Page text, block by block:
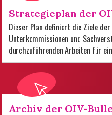
Strategieplan der
Dieser Plan definiert die Ziele der
Unterkommissionen und
durchzuführenden Arbeiten für
Archiv der OIV-